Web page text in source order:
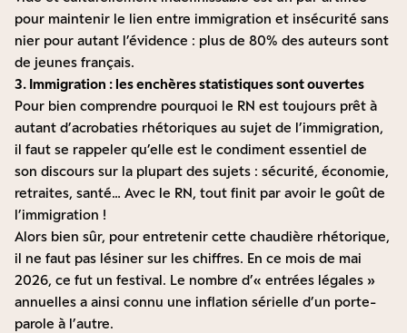
pour maintenir le lien entre immigration et insécurité sans
nier pour autant l’évidence : plus de 80% des auteurs sont
de jeunes français.
3. Immigration : les enchères statistiques sont ouvertes
Pour bien comprendre pourquoi le RN est toujours prêt à
autant d’acrobaties rhétoriques au sujet de l’immigration,
il faut se rappeler qu’elle est le condiment essentiel de
son discours sur la plupart des sujets : sécurité, économie,
retraites, santé… Avec le RN, tout finit par avoir le goût de
l’immigration !
Alors bien sûr, pour entretenir cette chaudière rhétorique,
il ne faut pas lésiner sur les chiffres. En ce mois de mai
2026, ce fut un festival. Le nombre d’« entrées légales »
annuelles a ainsi connu une inflation sérielle d’un porte-
parole à l’autre.